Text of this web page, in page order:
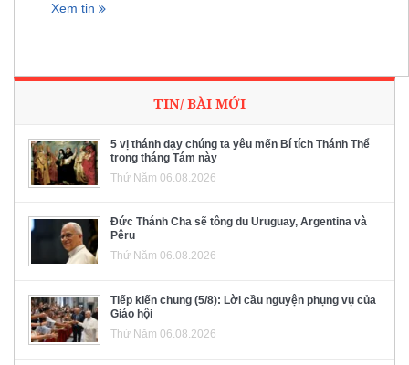
Xem tin
TIN/ BÀI MỚI
5 vị thánh dạy chúng ta yêu mến Bí tích Thánh Thể
trong tháng Tám này
Thứ Năm 06.08.2026
Đức Thánh Cha sẽ tông du Uruguay, Argentina và
Pêru
Thứ Năm 06.08.2026
Tiếp kiến chung (5/8): Lời cầu nguyện phụng vụ của
Giáo hội
Thứ Năm 06.08.2026